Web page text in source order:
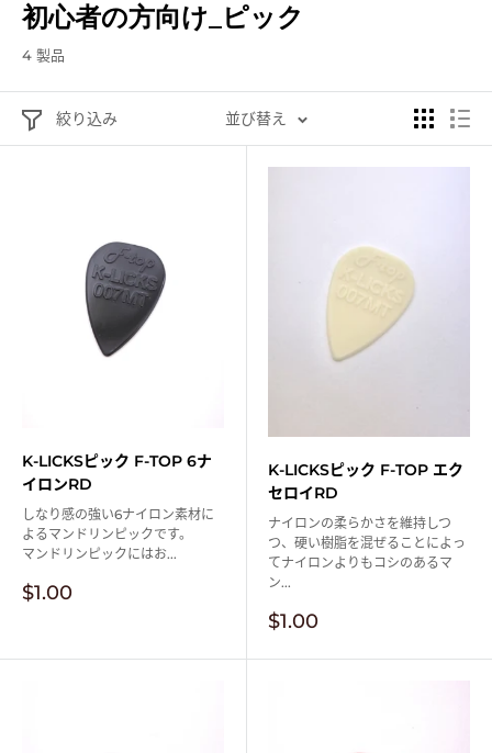
初心者の方向け_ピック
4 製品
絞り込み 並び替え
K-LICKSピック F-TOP 6ナ
イロンRD
しなり感の強い6ナイロン素材に
よるマンドリンピックです。
マンドリンピックにはお...
販
$1.00
K-LICKSピック F-TOP エク
セロイRD
ナイロンの柔らかさを維持しつ
つ、硬い樹脂を混ぜることによっ
てナイロンよりもコシのあるマ
ン...
販
売
価
$1.00